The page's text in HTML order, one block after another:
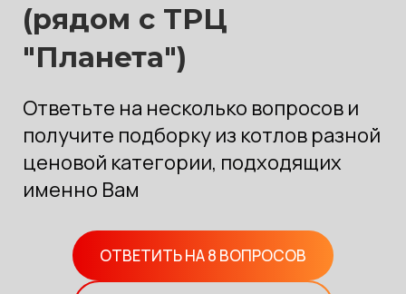
(рядом с ТРЦ
"Планета")
Ответьте на несколько вопросов и
получите подборку из котлов разной
ценовой категории, подходящих
именно Вам
ОТВЕТИТЬ НА 8 ВОПРОСОВ